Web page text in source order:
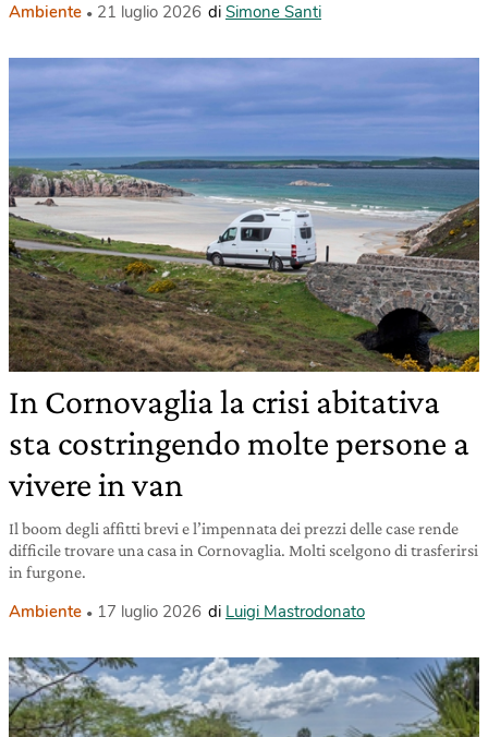
Ambiente 21 luglio 2026 di Simone Santi
In Cornovaglia la crisi abitativa
sta costringendo molte persone a
vivere in van
Il boom degli affitti brevi e l’impennata dei prezzi delle case rende
difficile trovare una casa in Cornovaglia. Molti scelgono di trasferirsi
in furgone.
Ambiente 17 luglio 2026 di Luigi Mastrodonato